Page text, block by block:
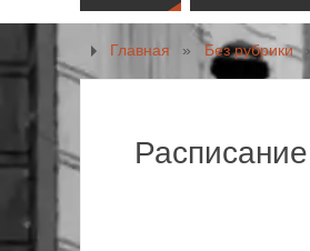
Главная » Без рубрики